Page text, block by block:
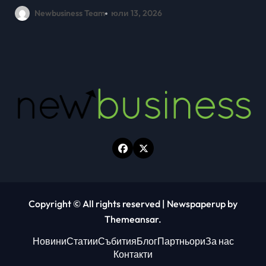
млади хора на SOFIA UP
Newbusiness Team юни 26, 2026
Copyright © All rights reserved | Newspaperup by
Themeansar.
НовиниСтатииСъбитияБлогПартньориЗа нас
Контакти